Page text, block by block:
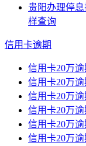
贵阳办理停
样查询
信用卡逾期
信用卡20万
信用卡20万
信用卡20万
信用卡20万
信用卡20万
信用卡20万